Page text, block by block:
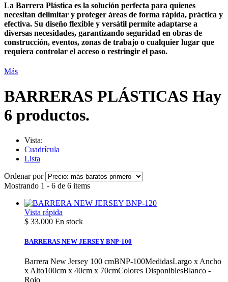
La Barrera Plástica es la solución perfecta para quienes
necesitan delimitar y proteger áreas de forma rápida, práctica y
efectiva. Su diseño flexible y versátil permite adaptarse a
diversas necesidades, garantizando seguridad en obras de
construcción, eventos, zonas de trabajo o cualquier lugar que
requiera controlar el acceso o restringir el paso.
Más
BARRERAS PLÁSTICAS Hay
6 productos.
Vista:
Cuadrícula
Lista
Ordenar por
Mostrando 1 - 6 de 6 items
Vista rápida
$ 33.000 En stock
BARRERAS NEW JERSEY BNP-100
Barrera New Jersey 100 cmBNP-100MedidasLargo x Ancho
x Alto100cm x 40cm x 70cmColores DisponiblesBlanco -
Rojo